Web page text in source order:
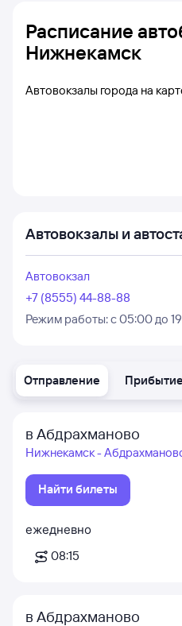
Отправление Прибытие
в Абдрахманово
Нижнекамск -
Найти билеты
ежедневно
08:15
в Абдрахманово
Расписание
Нижнекамск
Автовокзалы города на
Автовокзалы и
Автовокзал
+7 (8555) 44-88-88
Режим работы:с 05:00 до